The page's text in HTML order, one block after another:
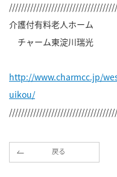
介護付有料老人ホーム
チャーム東淀川瑞光
http://www.charmcc.jp/
uikou/
戻る